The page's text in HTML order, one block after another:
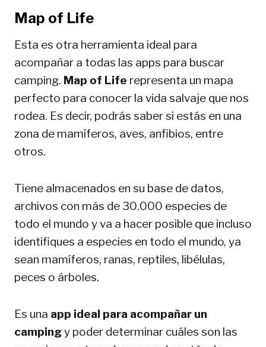
Map of Life
Esta es otra herramienta ideal para
acompañar a todas las apps para buscar
camping. Map of Life representa un mapa
perfecto para conocer la vida salvaje que nos
rodea. Es decir, podrás saber si estás en una
zona de mamíferos, aves, anfibios, entre
otros.
Tiene almacenados en su base de datos,
archivos con más de 30.000 especies de
todo el mundo y va a hacer posible que incluso
identifiques a especies en todo el mundo, ya
sean mamíferos, ranas, reptiles, libélulas,
peces o árboles.
Es una app ideal para acompañar un
campingy poder determinar cuáles son las